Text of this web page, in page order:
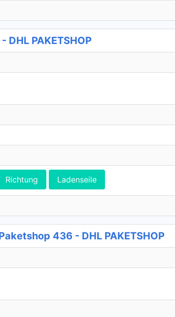
DHL PAKETSHOP
Richtung Ladenseile
436 - DHL PAKETSHOP